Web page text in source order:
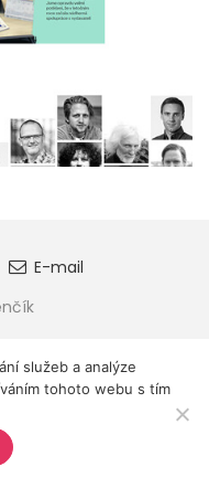
E-mail
služeb a analýze
tohoto webu s tím